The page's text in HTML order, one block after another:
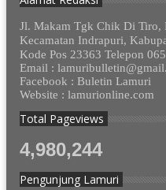
Jl. Makam Tgk Chik Di Tiro,
Kecamatan Indrapuri,
Kode Pos 23363 Telepon
Email :
Facebook : Buletin Lamuri
Website : lamurionline.com
Total Pageviews
4,980,244
Pengunjung Lamuri